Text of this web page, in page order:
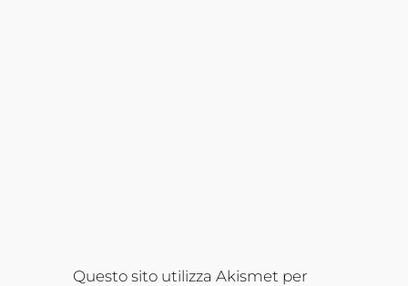
Questo sito utilizza Akismet per